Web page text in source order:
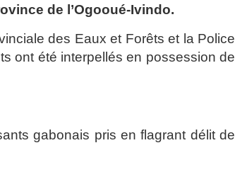
de l’Ogooué-Ivindo.
des Eaux et Forêts et la Police
ont été interpellés en possession de
gabonais pris en flagrant délit de